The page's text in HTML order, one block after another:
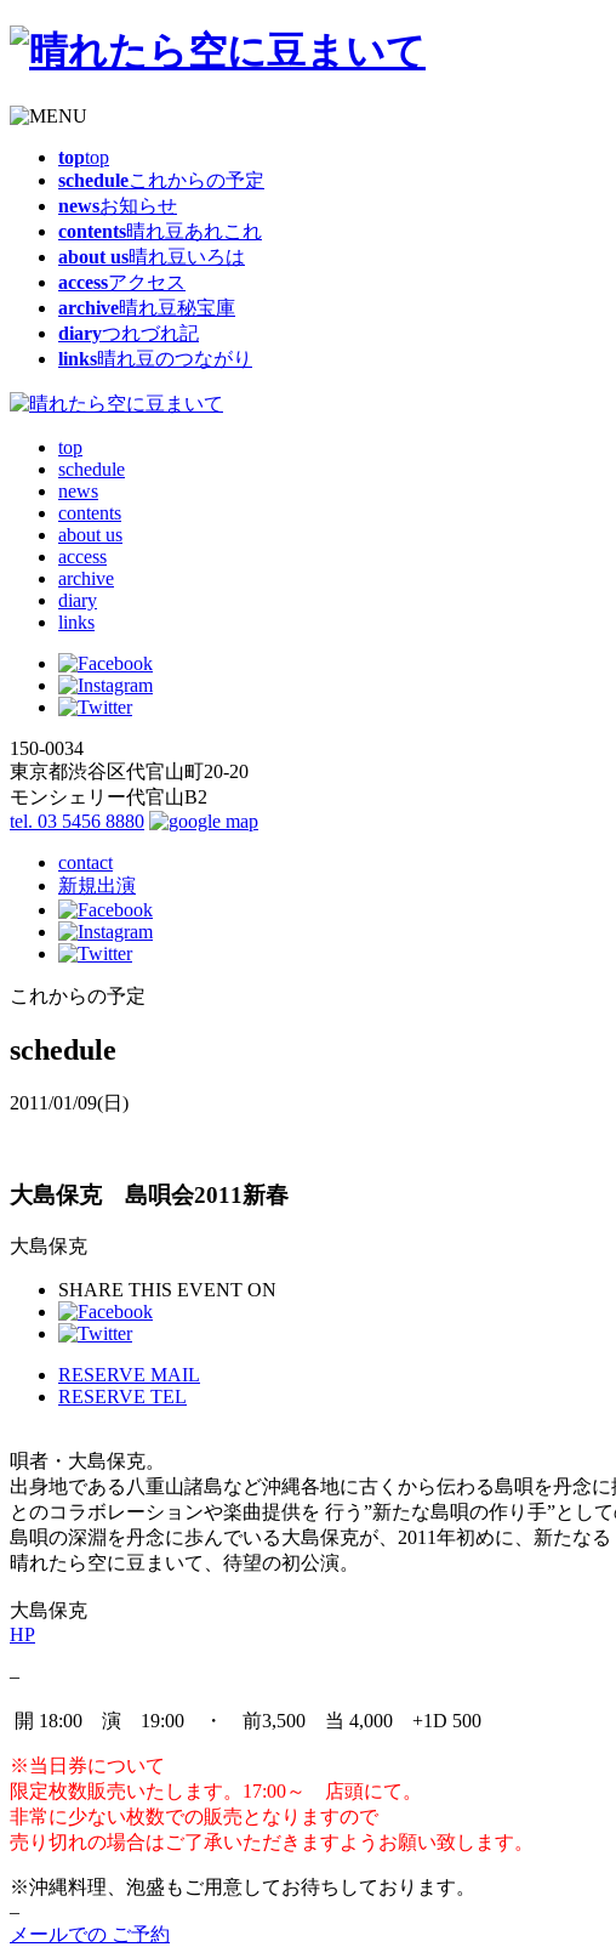
toptop
scheduleこれからの予定
newsお知らせ
contents晴れ豆あれこれ
about us晴れ豆いろは
accessアクセス
archive晴れ豆秘宝庫
diaryつれづれ記
links晴れ豆のつながり
top
schedule
news
contents
about us
access
archive
diary
links
150-0034
東京都渋谷区代官山町20-20
モンシェリー代官山B2
tel. 03 5456 8880
contact
新規出演
これからの予定
schedule
2011/01/09(日)
大島保克 島唄会2011新春
大島保克
SHARE THIS EVENT ON
RESERVE MAIL
RESERVE TEL
唄者・大島保克。
出身地である八重山諸島など沖縄各地に古くから伝わる島唄を丹念
とのコラボレーションや楽曲提供を 行う”新たな島唄の作り手”とし
島唄の深淵を丹念に歩んでいる大島保克が、2011年初めに、新たなる
晴れたら空に豆まいて、待望の初公演。
大島保克
HP
–
開 18:00 演 19:00 ・ 前3,500 当 4,000 +1D 500
※当日券について
限定枚数販売いたします。17:00～ 店頭にて。
非常に少ない枚数での販売となりますので
売り切れの場合はご了承いただきますようお願い致します。
※沖縄料理、泡盛もご用意してお待ちしております。
–
メールでの ご予約